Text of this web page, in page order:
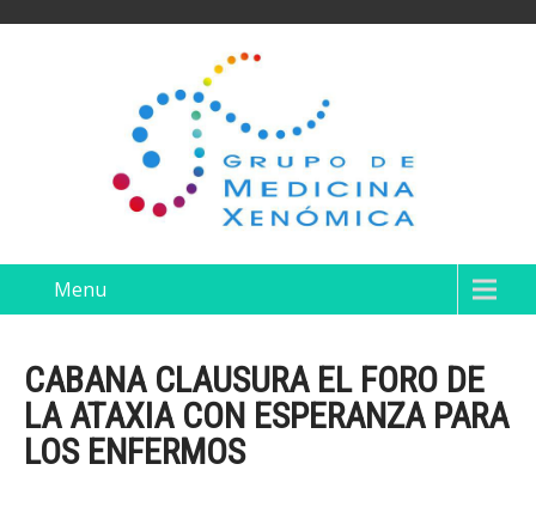
Menu
CABANA CLAUSURA EL FORO DE
LA ATAXIA CON ESPERANZA PARA
LOS ENFERMOS